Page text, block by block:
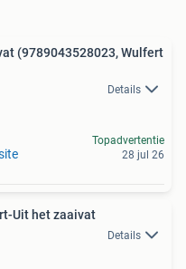
(9789043528023, Wulfert
Details
Topadvertentie
28 jul 26
Uit het zaaivat
Details